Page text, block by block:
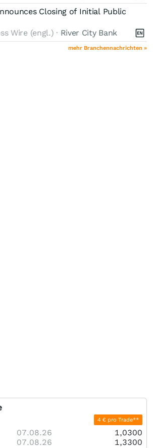
Closing of Initial Public
Wire (engl.) · River City Bank
mehr Branchennachrichten »
4 € pro Trade**
07.08.26
1,0300
07.08.26 1,3300